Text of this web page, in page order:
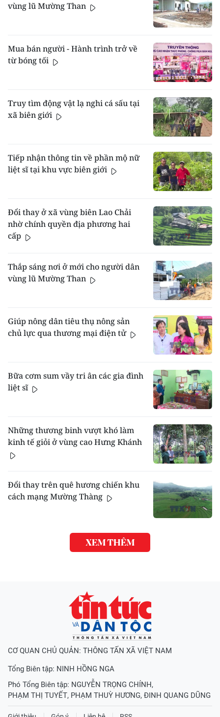
vùng lũ Mường Than
Mua bán người - Hành trình trở về
từ bóng tối
Truy tìm động vật lạ nghi cá sấu tại
xã biên giới
Tiếp nhận thông tin về phần mộ nữ
liệt sĩ tại khu vực biên giới
Đổi thay ở xã vùng biên Lao Chải
nhờ chính quyền địa phương hai
cấp
Thắp sáng nơi ở mới cho người dân
vùng lũ Mường Than
Giúp nông dân tiêu thụ nông sản
chủ lực qua thương mại điện tử
Bữa cơm sum vầy tri ân các gia đình
liệt sĩ
Những thương binh vượt khó làm
kinh tế giỏi ở vùng cao Hưng Khánh
Đổi thay trên quê hương chiến khu
cách mạng Mường Thàng
XEM THÊM
CƠ QUAN CHỦ QUẢN: THÔNG TẤN XÃ VIỆT NAM
Tổng Biên tập: NINH HỒNG NGA
Phó Tổng Biên tập: NGUYỄN TRỌNG CHÍNH,
PHẠM THỊ TUYẾT, PHẠM THUỲ HƯƠNG, ĐINH QUANG DŨNG